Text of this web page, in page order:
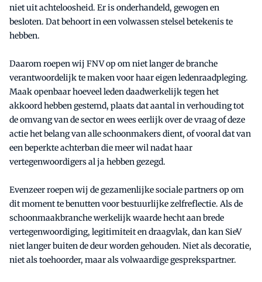
niet uit achteloosheid. Er is onderhandeld, gewogen en
besloten. Dat behoort in een volwassen stelsel betekenis te
hebben.
Daarom roepen wij FNV op om niet langer de branche
verantwoordelijk te maken voor haar eigen ledenraadpleging.
Maak openbaar hoeveel leden daadwerkelijk tegen het
akkoord hebben gestemd, plaats dat aantal in verhouding tot
de omvang van de sector en wees eerlijk over de vraag of deze
actie het belang van alle schoonmakers dient, of vooral dat van
een beperkte achterban die meer wil nadat haar
vertegenwoordigers al ja hebben gezegd.
Evenzeer roepen wij de gezamenlijke sociale partners op om
dit moment te benutten voor bestuurlijke zelfreflectie. Als de
schoonmaakbranche werkelijk waarde hecht aan brede
vertegenwoordiging, legitimiteit en draagvlak, dan kan SieV
niet langer buiten de deur worden gehouden. Niet als decoratie,
niet als toehoorder, maar als volwaardige gesprekspartner.